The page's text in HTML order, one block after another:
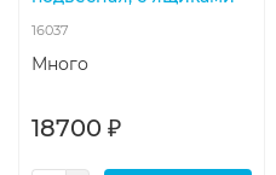
16037
Много
18700 ₽